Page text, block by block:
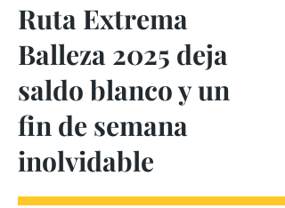
Ruta Extrema
Balleza 2025 deja
saldo blanco y un
fin de semana
inolvidable